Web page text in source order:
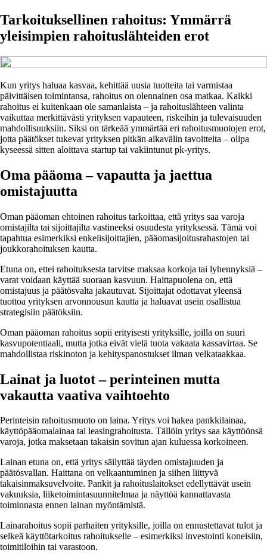
Tarkoituksellinen rahoitus: Ymmärrä
yleisimpien rahoituslähteiden erot
Kun yritys haluaa kasvaa, kehittää uusia tuotteita tai varmistaa
päivittäisen toimintansa, rahoitus on olennainen osa matkaa. Kaikki
rahoitus ei kuitenkaan ole samanlaista – ja rahoituslähteen valinta
vaikuttaa merkittävästi yrityksen vapauteen, riskeihin ja tulevaisuuden
mahdollisuuksiin. Siksi on tärkeää ymmärtää eri rahoitusmuotojen erot,
jotta päätökset tukevat yrityksen pitkän aikavälin tavoitteita – olipa
kyseessä sitten aloittava startup tai vakiintunut pk-yritys.
Oma pääoma – vapautta ja jaettua
omistajuutta
Oman pääoman ehtoinen rahoitus tarkoittaa, että yritys saa varoja
omistajilta tai sijoittajilta vastineeksi osuudesta yrityksessä. Tämä voi
tapahtua esimerkiksi enkelisijoittajien, pääomasijoitusrahastojen tai
joukkorahoituksen kautta.
Etuna on, ettei rahoituksesta tarvitse maksaa korkoja tai lyhennyksiä –
varat voidaan käyttää suoraan kasvuun. Haittapuolena on, että
omistajuus ja päätösvalta jakautuvat. Sijoittajat odottavat yleensä
tuottoa yrityksen arvonnousun kautta ja haluavat usein osallistua
strategisiin päätöksiin.
Oman pääoman rahoitus sopii erityisesti yrityksille, joilla on suuri
kasvupotentiaali, mutta jotka eivät vielä tuota vakaata kassavirtaa. Se
mahdollistaa riskinoton ja kehityspanostukset ilman velkataakkaa.
Lainat ja luotot – perinteinen mutta
vakautta vaativa vaihtoehto
Perinteisin rahoitusmuoto on laina. Yritys voi hakea pankkilainaa,
käyttöpääomalainaa tai leasingrahoitusta. Tällöin yritys saa käyttöönsä
varoja, jotka maksetaan takaisin sovitun ajan kuluessa korkoineen.
Lainan etuna on, että yritys säilyttää täyden omistajuuden ja
päätösvallan. Haittana on velkaantuminen ja siihen liittyvä
takaisinmaksuvelvoite. Pankit ja rahoituslaitokset edellyttävät usein
vakuuksia, liiketoimintasuunnitelmaa ja näyttöä kannattavasta
toiminnasta ennen lainan myöntämistä.
Lainarahoitus sopii parhaiten yrityksille, joilla on ennustettavat tulot ja
selkeä käyttötarkoitus rahoitukselle – esimerkiksi investointi koneisiin,
toimitiloihin tai varastoon.